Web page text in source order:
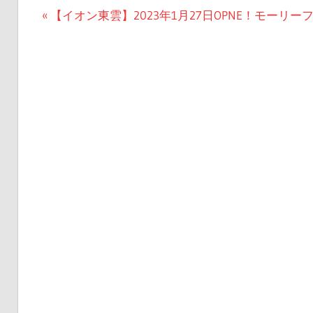
投
前【イオン東雲】2023年1月27日OPNE！モーリー